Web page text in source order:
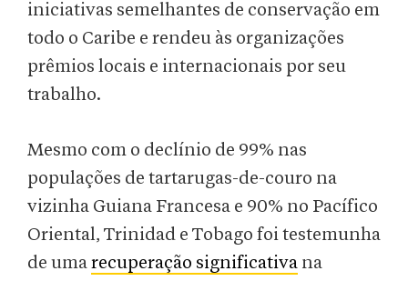
iniciativas semelhantes de conservação em
todo o Caribe e rendeu às organizações
prêmios locais e internacionais por seu
trabalho.
Mesmo com o declínio de 99% nas
populações de tartarugas-de-couro na
vizinha Guiana Francesa e 90% no Pacífico
Oriental, Trinidad e Tobago foi testemunha
de umarecuperação significativa na